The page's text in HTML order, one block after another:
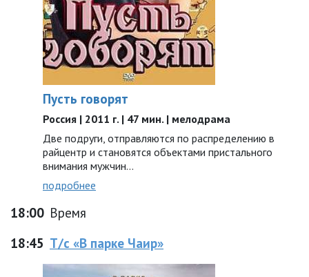
Пусть говорят
Россия | 2011 г. | 47 мин. | мелодрама
Две подруги, отправляются по распределению в
райцентр и становятся объектами пристального
внимания мужчин...
подробнее
18:00 Время
18:45 Т/с «В парке Чаир»